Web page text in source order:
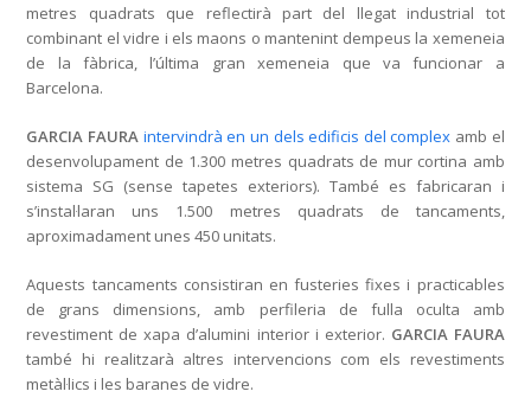
metres quadrats que reflectirà part del llegat industrial tot
combinant el vidre i els maons o mantenint dempeus la xemeneia
de la fàbrica, l’última gran xemeneia que va funcionar a
Barcelona.
GARCIA FAURA intervindrà en un dels edificis del complex amb el
desenvolupament de 1.300 metres quadrats de mur cortina amb
sistema SG (sense tapetes exteriors). També es fabricaran i
s’instal·laran uns 1.500 metres quadrats de tancaments,
aproximadament unes 450 unitats.
Aquests tancaments consistiran en fusteries fixes i practicables
de grans dimensions, amb perfileria de fulla oculta amb
revestiment de xapa d’alumini interior i exterior. GARCIA FAURA
també hi realitzarà altres intervencions com els revestiments
metàl·lics i les baranes de vidre.